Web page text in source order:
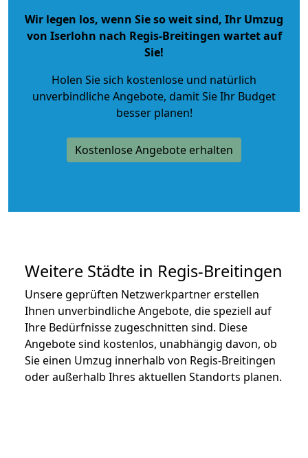
Wir legen los, wenn Sie so weit sind, Ihr Umzug
von Iserlohn nach Regis-Breitingen wartet auf
Sie!
Holen Sie sich kostenlose und natürlich
unverbindliche Angebote, damit Sie Ihr Budget
besser planen!
Kostenlose Angebote erhalten
Weitere Städte in Regis-Breitingen
Unsere geprüften Netzwerkpartner erstellen
Ihnen unverbindliche Angebote, die speziell auf
Ihre Bedürfnisse zugeschnitten sind. Diese
Angebote sind kostenlos, unabhängig davon, ob
Sie einen Umzug innerhalb von Regis-Breitingen
oder außerhalb Ihres aktuellen Standorts planen.